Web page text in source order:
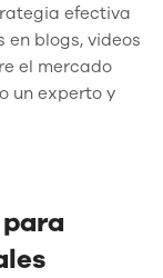
efectiva
blogs, videos
el mercado
un experto y